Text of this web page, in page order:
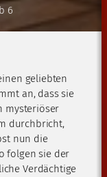
6
geliebten
an, dass sie
mysteriöser
durchbricht,
nun die
folgen sie der
Verdächtige